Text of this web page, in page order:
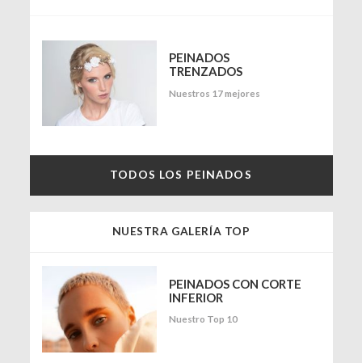
PEINADOS
TRENZADOS
Nuestros 17 mejores
TODOS LOS PEINADOS
NUESTRA GALERÍA TOP
PEINADOS CON CORTE
INFERIOR
Nuestro Top 10